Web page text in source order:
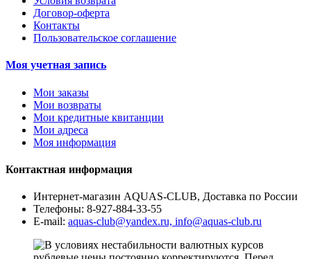
Договор-оферта
Контакты
Пользовательское соглашение
Моя учетная запись
Мои заказы
Мои возвраты
Мои кредитные квитанции
Мои адреса
Моя информация
Контактная информация
Интернет-магазин AQUAS-CLUB, Доставка по России
Телефоны: 8-927-884-33-55
E-mail: aquas-club@yandex.ru, info@aquas-club.ru